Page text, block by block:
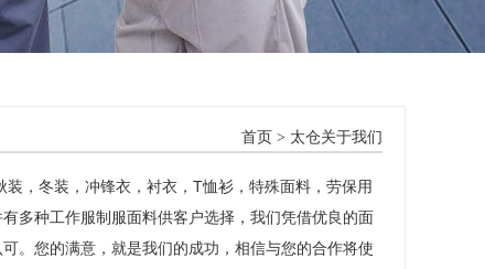
首页 > 太仓关于我们
，冬装，冲锋衣，衬衣，T恤衫，特殊面料，劳保用
多种工作服制服面料供客户选择，我们凭借优良的面
。您的满意，就是我们的成功，相信与您的合作将使